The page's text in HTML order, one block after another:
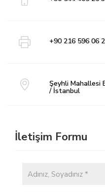
+90 216 596 06
Şeyhli Mahallesi
/ İstanbul
İletişim Formu